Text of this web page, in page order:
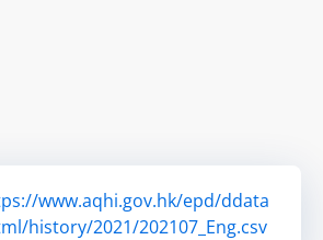
www.aqhi.gov.hk/epd/ddata
history/2021/202107_Eng.csv